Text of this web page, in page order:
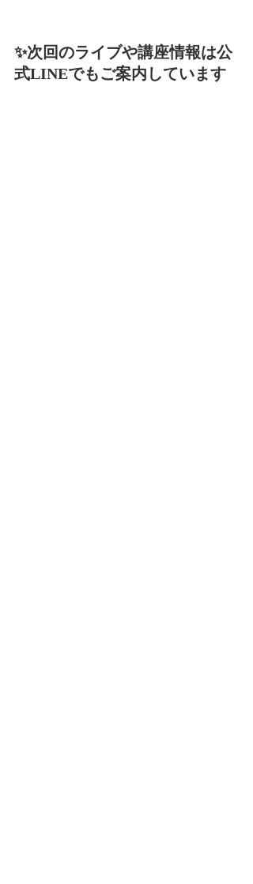
✨次回のライブや講座情報は公
式LINEでもご案内しています